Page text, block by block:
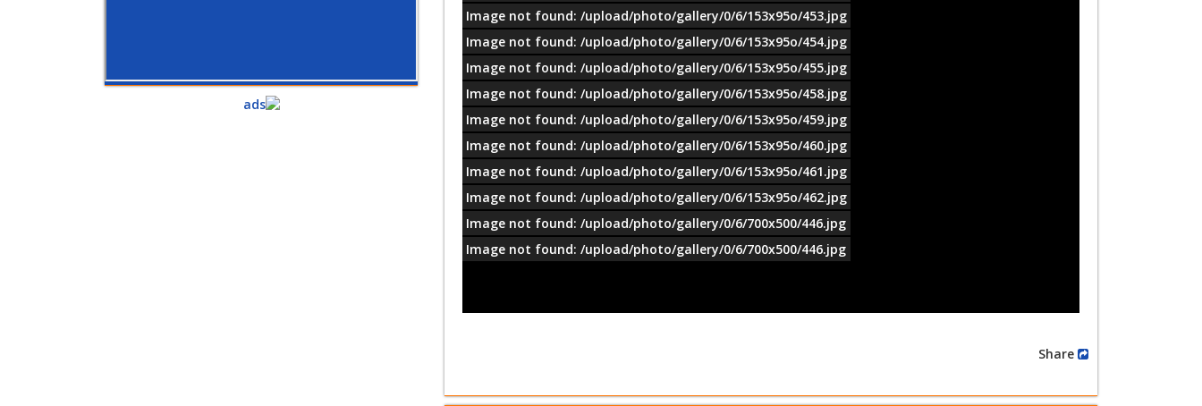
Image not found: /upload/photo/gallery/0/6/153x95o/453.jpg
Image not found: /upload/photo/gallery/0/6/153x95o/454.jpg
Image not found: /upload/photo/gallery/0/6/153x95o/455.jpg
Image not found: /upload/photo/gallery/0/6/153x95o/458.jpg
Image not found: /upload/photo/gallery/0/6/153x95o/459.jpg
Image not found: /upload/photo/gallery/0/6/153x95o/460.jpg
Image not found: /upload/photo/gallery/0/6/153x95o/461.jpg
Image not found: /upload/photo/gallery/0/6/153x95o/462.jpg
Image not found: /upload/photo/gallery/0/6/700x500/446.jpg
Image not found: /upload/photo/gallery/0/6/700x500/446.jpg